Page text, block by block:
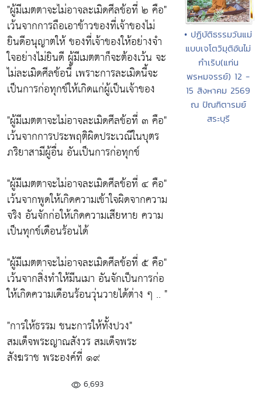
"ผู้มีเมตตาจะไม่อาจละเมิดศีลข้อที่ ๒ คือ"
เว้นจากการถือเอาข้าวของที่เจ้าของไม่
ยินดีอนุญาตให้ ของที่เจ้าของให้อย่างจำ
ใจอย่างไม่ยินดี ผู้มีเมตตาก็จะต้องเว้น จะ
ไม่ละเมิดศีลข้อนี้ เพราะการละเมิดนี้จะ
เป็นการก่อทุกข์ให้เกิดแก่ผู้เป็นเจ้าของ
"ผู้มีเมตตาจะไม่อาจละเมิดศีลข้อที่ ๓ คือ"
เว้นจากการประพฤติผิดประเวณีในบุตร
ภริยาสามีผู้อื่น อันเป็นการก่อทุกข์
"ผู้มีเมตตาจะไม่อาจละเมิดศีลข้อที่ ๔ คือ"
เว้นจากพูดให้เกิดความเข้าใจผิดจากความ
จริง อันจักก่อให้เกิดความเสียหาย ความ
เป็นทุกข์เดือนร้อนได้
"ผู้มีเมตตาจะไม่อาจละเมิดศีลข้อที่ ๕ คือ"
เว้นจากสิ่งทำให้มีนเมา อันจักเป็นการก่อ
ให้เกิดความเดือนร้อนวุ่นวายได้ต่าง ๆ .. "
"การให้ธรรม ชนะการให้ทั้งปวง"
สมเด็จพระญาณสังวร สมเด็จพระ
สังฆราช พระองค์ที่ ๑๙
6,693
• ปฏิบัติธรรมวันแม่
แบบเจโตวิมุติอันไม่
กำเริบ(แก่น
พรหมจรรย์) 12 -
15 สิงหาคม 2569
ณ ปัณฑิตารมย์
สระบุรี